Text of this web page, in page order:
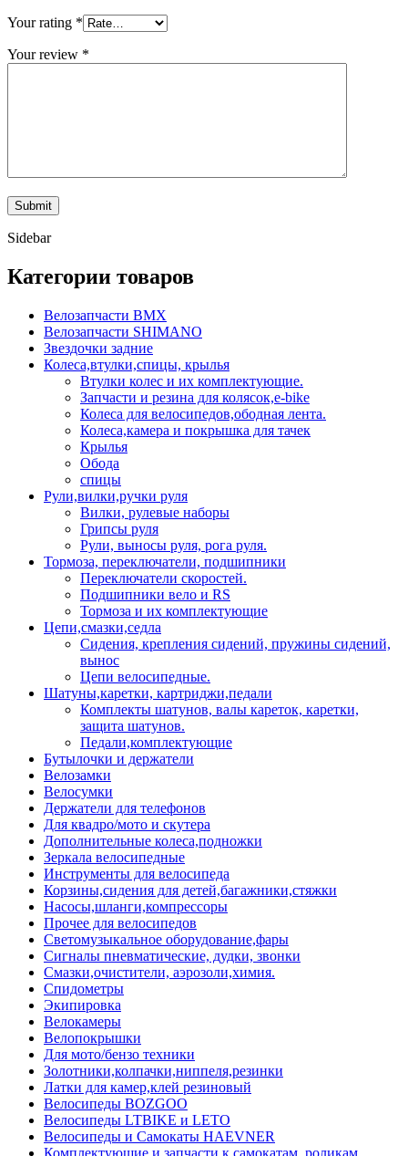
Your rating *
Your review *
Sidebar
Категории товаров
Велозапчасти BMX
Велозапчасти SHIMANO
Звездочки задние
Колеса,втулки,спицы, крылья
Втулки колес и их комплектующие.
Запчасти и резина для колясок,e-bike
Колеса для велосипедов,ободная лента.
Колеса,камера и покрышка для тачек
Крылья
Обода
спицы
Рули,вилки,ручки руля
Вилки, рулевые наборы
Грипсы руля
Рули, выносы руля, рога руля.
Тормоза, переключатели, подшипники
Переключатели скоростей.
Подшипники вело и RS
Тормоза и их комплектующие
Цепи,смазки,седла
Сидения, крепления сидений, пружины сидений,
вынос
Цепи велосипедные.
Шатуны,каретки, картриджи,педали
Комплекты шатунов, валы кареток, каретки,
защита шатунов.
Педали,комплектующие
Бутылочки и держатели
Велозамки
Велосумки
Держатели для телефонов
Для квадро/мото и скутера
Дополнительные колеса,подножки
Зеркала велосипедные
Инструменты для велосипеда
Корзины,сидения для детей,багажники,стяжки
Насосы,шланги,компрессоры
Прочее для велосипедов
Светомузыкальное оборудование,фары
Сигналы пневматические, дудки, звонки
Смазки,очистители, аэрозоли,химия.
Спидометры
Экипировка
Велокамеры
Велопокрышки
Для мото/бензо техники
Золотники,колпачки,ниппеля,резинки
Латки для камер,клей резиновый
Велосипеды BOZGOO
Велосипеды LTBIKE и LETO
Велосипеды и Самокаты HAEVNER
Комплектующие и запчасти к самокатам, роликам